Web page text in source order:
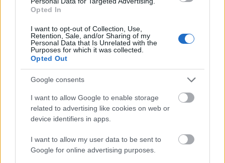
Opted In
I want to opt-out of Collection, Use,
Retention, Sale, and/or Sharing of my
Personal Data that Is Unrelated with the
Purposes for which it was collected.
Opted Out
Google consents
I want to allow Google to enable storage
related to advertising like cookies on web or
device identifiers in apps.
I want to allow my user data to be sent to
Google for online advertising purposes.
Mουσική βραδιά από τον Πολιτιστικό Σύλλογο στα
Βαλιμίτικα ΒΙΝΤΕΟ-ΦΩΤΟ